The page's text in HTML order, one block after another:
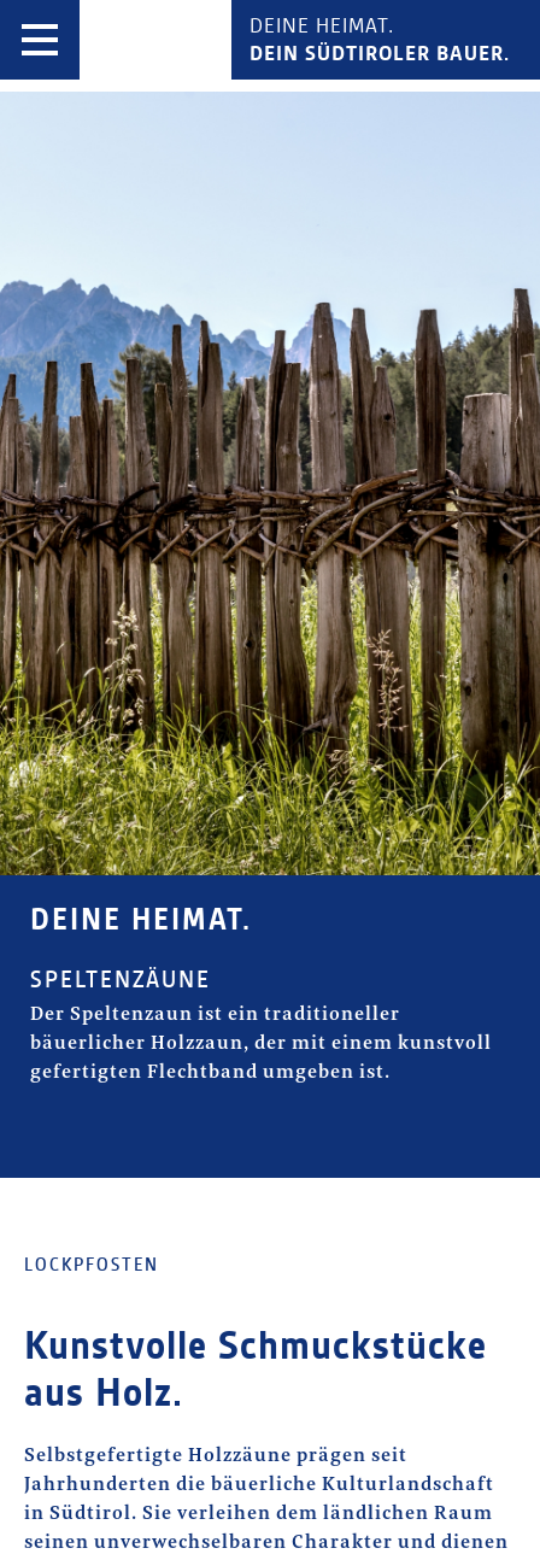
DEINE HEIMAT.
DEIN SÜDTIROLER BAUER.
DEINE HEIMAT.
SPELTENZÄUNE
Der Speltenzaun ist ein traditioneller
bäuerlicher Holzzaun, der mit einem kunstvoll
gefertigten Flechtband umgeben ist.
LOCKPFOSTEN
Kunstvolle Schmuckstücke
aus Holz.
Selbstgefertigte Holzzäune prägen seit
Jahrhunderten die bäuerliche Kulturlandschaft
in Südtirol. Sie verleihen dem ländlichen Raum
seinen unverwechselbaren Charakter und dienen